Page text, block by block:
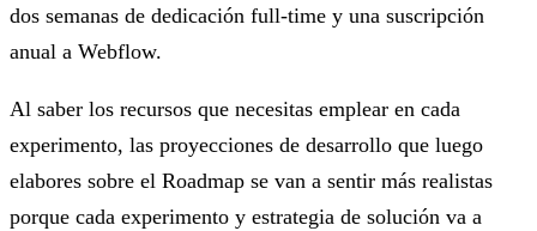
dos semanas de dedicación full-time y una suscripción
anual a Webflow.
Al saber los recursos que necesitas emplear en cada
experimento, las proyecciones de desarrollo que luego
elabores sobre el Roadmap se van a sentir más realistas
porque cada experimento y estrategia de solución va a